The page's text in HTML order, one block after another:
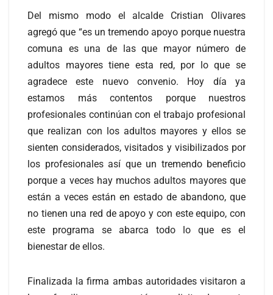
Del mismo modo el alcalde Cristian Olivares
agregó que “es un tremendo apoyo porque nuestra
comuna es una de las que mayor número de
adultos mayores tiene esta red, por lo que se
agradece este nuevo convenio. Hoy día ya
estamos más contentos porque nuestros
profesionales continúan con el trabajo profesional
que realizan con los adultos mayores y ellos se
sienten considerados, visitados y visibilizados por
los profesionales así que un tremendo beneficio
porque a veces hay muchos adultos mayores que
están a veces están en estado de abandono, que
no tienen una red de apoyo y con este equipo, con
este programa se abarca todo lo que es el
bienestar de ellos.
Finalizada la firma ambas autoridades visitaron a